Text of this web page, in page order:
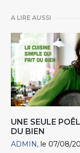
A LIRE AUSSI
UNE SEULE
DU BIEN
ADMIN le 07/08/